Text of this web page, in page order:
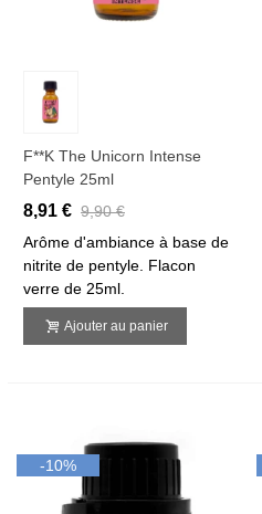
F**k The Unicorn Intense
Pentyle 25ml
8,91 € 9,90 €
Arôme d'ambiance à base de
nitrite de pentyle. Flacon
verre de 25ml.
Ajouter au panier
-10%